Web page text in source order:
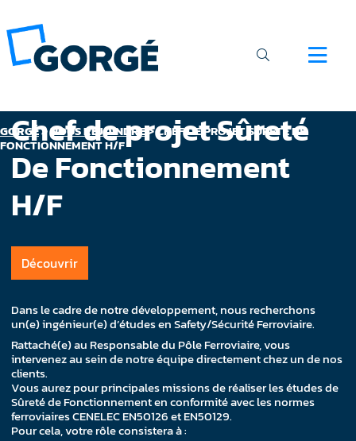
GORGÉ>NOUS REJOINDRE>CHEF DE PROJET SÛRETÉ DE
FONCTIONNEMENT H/F
Chef de projet Sûreté
De Fonctionnement
H/F
Découvrir
Dans le cadre de notre développement, nous recherchons
un(e) ingénieur(e) d’études en Safety/Sécurité Ferroviaire.
Rattaché(e) au Responsable du Pôle Ferroviaire, vous
intervenez au sein de notre équipe directement chez un de nos
clients.
Vous aurez pour principales missions de réaliser les études de
Sûreté de Fonctionnement en conformité avec les normes
ferroviaires CENELEC EN50126 et EN50129.
Pour cela, votre rôle consistera à :